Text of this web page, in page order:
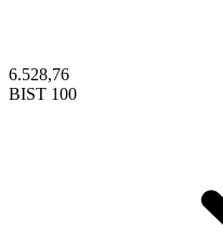
6.528,76
BIST 100